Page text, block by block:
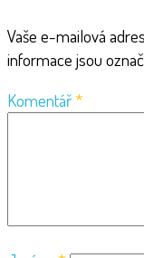
Vaše e-mailová
informace jsou
Komentář*